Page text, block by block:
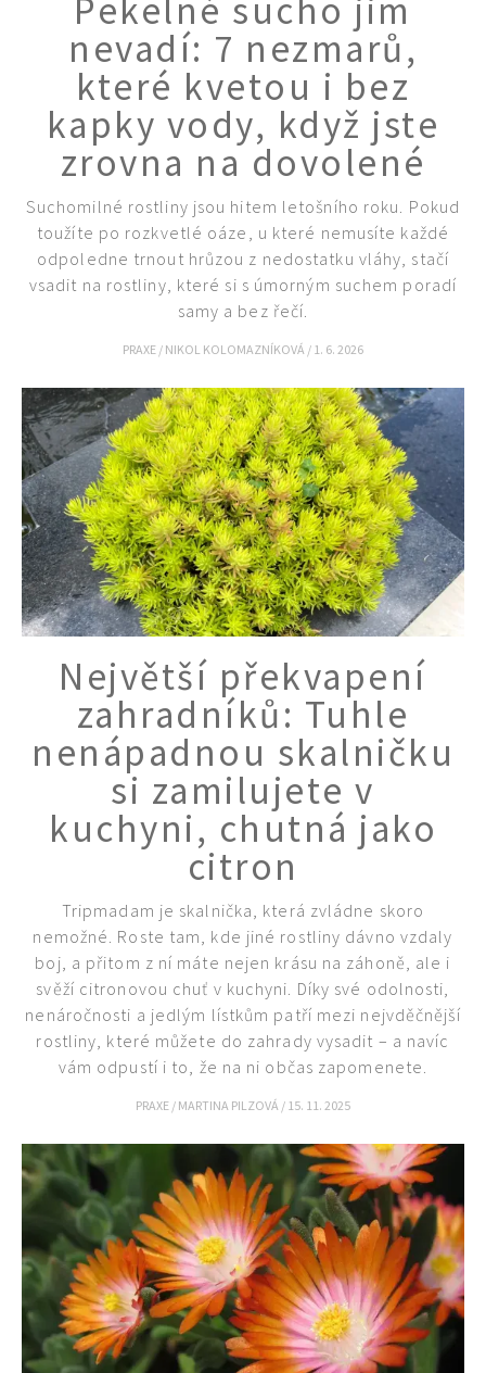
KVÍZY A TESTY
Pekelné sucho jim
nevadí: 7 nezmarů,
které kvetou i bez
kapky vody, když jste
zrovna na dovolené
Suchomilné rostliny jsou hitem letošního roku. Pokud
toužíte po rozkvetlé oáze, u které nemusíte každé
odpoledne trnout hrůzou z nedostatku vláhy, stačí
vsadit na rostliny, které si s úmorným suchem poradí
samy a bez řečí.
PRAXE / NIKOL KOLOMAZNÍKOVÁ / 1. 6. 2026
Největší překvapení
zahradníků: Tuhle
nenápadnou skalničku
si zamilujete v
kuchyni, chutná jako
citron
Tripmadam je skalnička, která zvládne skoro
nemožné. Roste tam, kde jiné rostliny dávno vzdaly
boj, a přitom z ní máte nejen krásu na záhoně, ale i
svěží citronovou chuť v kuchyni. Díky své odolnosti,
nenáročnosti a jedlým lístkům patří mezi nejvděčnější
rostliny, které můžete do zahrady vysadit – a navíc
vám odpustí i to, že na ni občas zapomenete.
PRAXE / MARTINA PILZOVÁ / 15. 11. 2025